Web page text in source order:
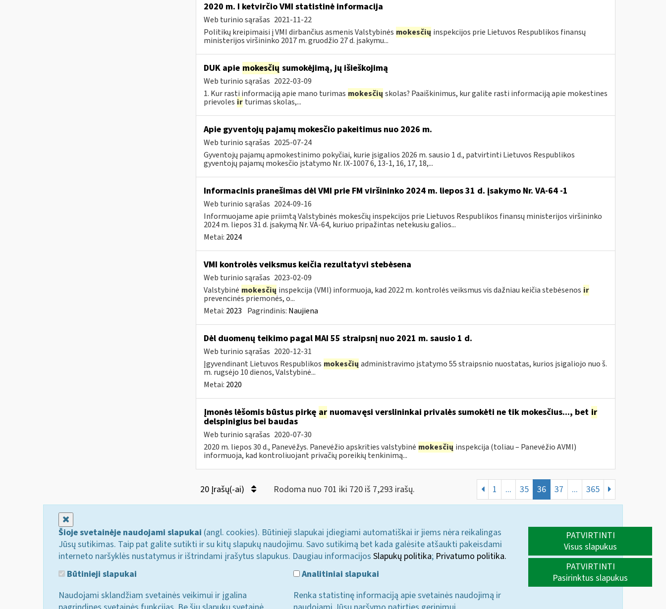
2020 m. I ketvirčio VMI statistinė informacija
Web turinio sąrašas 2021-11-22
Politikų kreipimaisi į VMI dirbančius asmenis Valstybinės mokesčių inspekcijos prie Lietuvos Respublikos finansų
ministerijos viršininko 2017 m. gruodžio 27 d. įsakymu...
DUK apie mokesčių sumokėjimą, jų išieškojimą
Web turinio sąrašas 2022-03-09
1. Kur rasti informaciją apie mano turimas mokesčių skolas? Paaiškinimus, kur galite rasti informaciją apie mokestines
prievoles ir turimas skolas,...
Apie gyventojų pajamų mokesčio pakeitimus nuo 2026 m.
Web turinio sąrašas 2025-07-24
Gyventojų pajamų apmokestinimo pokyčiai, kurie įsigalios 2026 m. sausio 1 d., patvirtinti Lietuvos Respublikos
gyventojų pajamų mokesčio įstatymo Nr. IX-1007 6, 13-1, 16, 17, 18,...
Informacinis pranešimas dėl VMI prie FM viršininko 2024 m. liepos 31 d. įsakymo Nr. VA-64 -1
Web turinio sąrašas 2024-09-16
Informuojame apie priimtą Valstybinės mokesčių inspekcijos prie Lietuvos Respublikos finansų ministerijos viršininko
2024 m. liepos 31 d. įsakymą Nr. VA-64, kuriuo pripažintas netekusiu galios...
Metai: 2024
VMI kontrolės veiksmus keičia rezultatyvi stebėsena
Web turinio sąrašas 2023-02-09
Valstybinė mokesčių inspekcija (VMI) informuoja, kad 2022 m. kontrolės veiksmus vis dažniau keičia stebėsenos ir
prevencinės priemonės, o...
Metai: 2023 Pagrindinis: Naujiena
Dėl duomenų teikimo pagal MAI 55 straipsnį nuo 2021 m. sausio 1 d.
Web turinio sąrašas 2020-12-31
Įgyvendinant Lietuvos Respublikos mokesčių administravimo įstatymo 55 straipsnio nuostatas, kurios įsigaliojo nuo š.
m. rugsėjo 10 dienos, Valstybinė...
Metai: 2020
Įmonės lėšomis būstus pirkę arnuomavęsi verslininkai privalės sumokėti ne tik mokesčius..., bet ir
delspinigius bei baudas
Web turinio sąrašas 2020-07-30
2020 m. liepos 30 d., Panevėžys. Panevėžio apskrities valstybinė mokesčių inspekcija (toliau – Panevėžio AVMI)
informuoja, kad kontroliuojant privačių poreikių tenkinimą...
20 Įrašų(-ai) Rodoma nuo 701 iki 720 iš 7,293 irašų. 1 ... 35 36 37 ... 365
Šioje svetainėje naudojami slapukai (angl. cookies). Būtinieji slapukai įdiegiami automatiškai ir jiems nėra reikalingas
Jūsų sutikimas. Taip pat galite sutikti ir su kitų slapukų naudojimu. Savo sutikimą bet kada galėsite atšaukti pakeisdami
interneto naršyklės nustatymus ir ištrindami įrašytus slapukus. Daugiau informacijos Slapukų politika; Privatumo politika.
Būtinieji slapukai
Naudojami sklandžiam svetainės veikimui ir įgalina
Analitiniai slapukai
Renka statistinę informaciją apie svetainės naudojimą ir
PATVIRTINTI
Visus slapukus
PATVIRTINTI
Pasirinktus slapukus